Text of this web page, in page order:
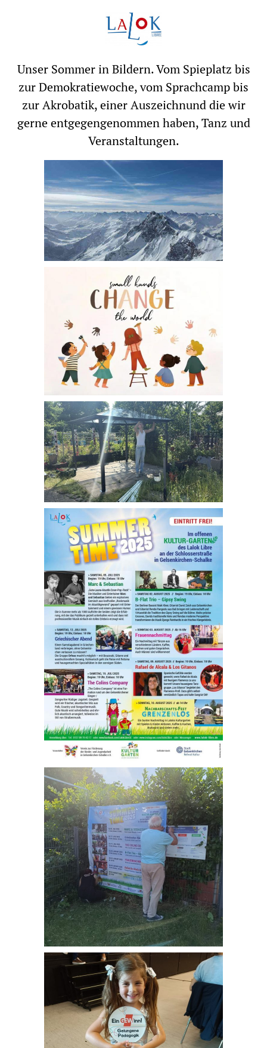
Unser Sommer in Bildern. Vom Spieplatz bis
zur Demokratiewoche, vom Sprachcamp bis
zur Akrobatik, einer Auszeichnund die wir
gerne entgegengenommen haben, Tanz und
Veranstaltungen.